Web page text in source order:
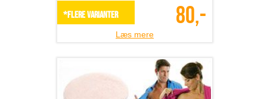
*Flere varianter 80,-
Læs mere